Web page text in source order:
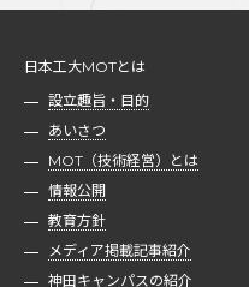
日本工大MOTとは
設立趣旨・目的
あいさつ
MOT（技術経営）とは
情報公開
教育方針
メディア掲載記事紹介
神田キャンパスの紹介